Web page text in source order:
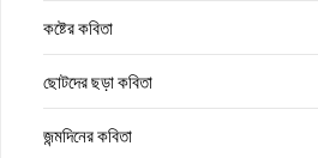
কষ্টের কবিতা
ছোটদের ছড়া কবিতা
জন্মদিনের কবিতা